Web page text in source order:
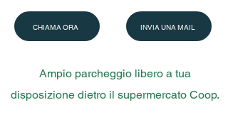
CHIAMA ORA INVIA UNA MAIL
Ampio parcheggio libero a tua
disposizione dietro il supermercato Coop.